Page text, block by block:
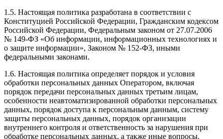
1.5. Настоящая политика разработана в соответствии с
Конституцией Российской Федерации, Гражданским кодексом
Российской Федерации, Федеральным законом от 27.07.2006
№ 149-ФЗ «Об информации, информационных технологиях и
о защите информации», Законом № 152-ФЗ, иными
федеральными законами.
1.6. Настоящая политика определяет порядок и условия
обработки персональных данных Оператором, включая
порядок передачи персональных данных третьим лицам,
особенности неавтоматизированной обработки персональных
данных, порядок доступа к персональным данным, систему
защиты персональных данных, порядок организации
внутреннего контроля и ответственность за нарушения при
обработке персональных данных, а также иные вопросы.